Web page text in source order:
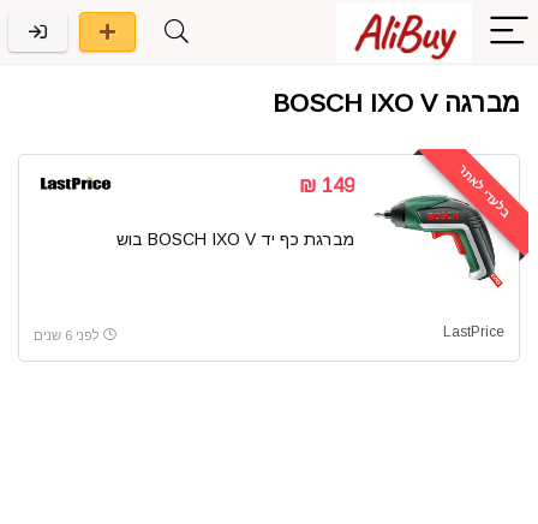
מברגה BOSCH IXO V
בלעדי לאתר 149 ₪
מברגת כף יד BOSCH IXO V בוש
LastPrice לפני 6 שנים